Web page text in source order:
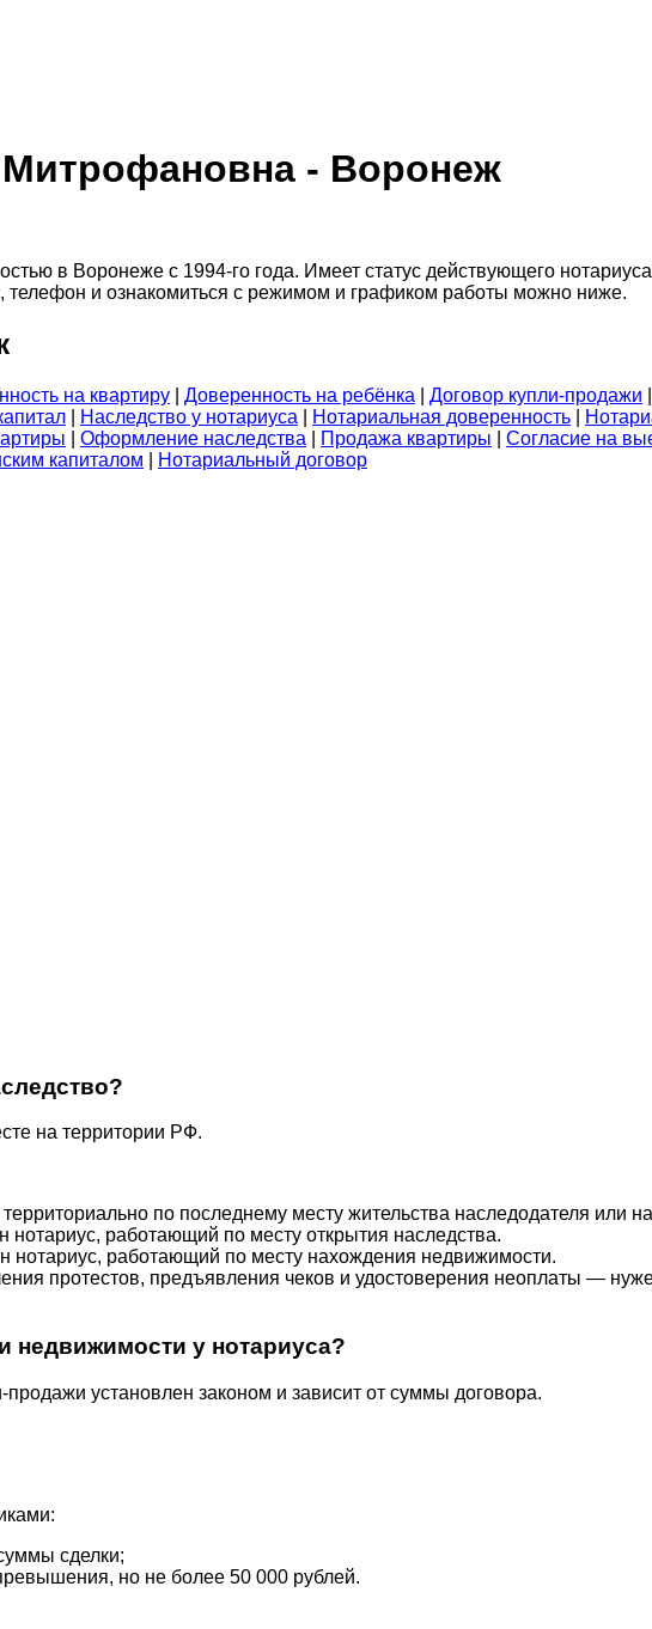
- Воронеж
в Воронеже с 1994-го года. Имеет статус действующего
телефон и ознакомиться с режимом и графиком работы можно ниже.
на квартиру Доверенность на ребёнка Договор купли-продажи
Наследство у нотариуса Нотариальная доверенность
Оформление наследства Продажа квартиры Согласие на
капиталом Нотариальный договор
на территории РФ.
по последнему месту жительства наследодателя или
нотариус, работающий по месту открытия наследства.
работающий по месту нахождения недвижимости.
протестов, предъявления чеков и удостоверения неоплаты —
недвижимости у нотариуса?
установлен законом и зависит от суммы договора.
сделки;
но не более 50 000 рублей.